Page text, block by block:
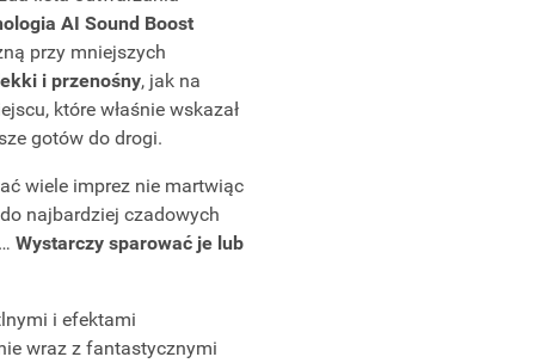
AI Sound Boost
przy mniejszych
i przenośny, jak na
które właśnie wskazał
gotów do drogi.
wiele imprez nie martwiąc
najbardziej czadowych
Wystarczy sparować je lub
i efektami
wraz z fantastycznymi